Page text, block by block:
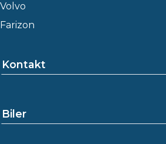
Volvo
Farizon
Kontakt
Biler